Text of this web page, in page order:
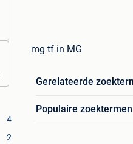
4
2
mg tf in MG
Gerelateerde
Populaire zoektermen